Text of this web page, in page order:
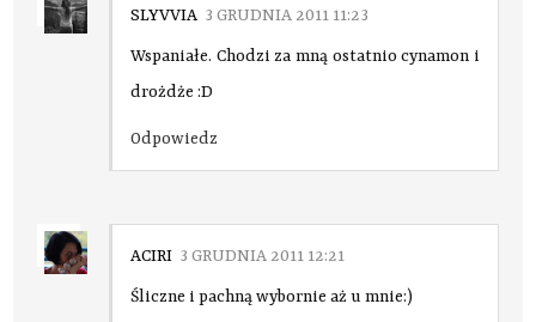
SLYVVIA 3 GRUDNIA 2011 11:23
Wspaniałe. Chodzi za mną ostatnio cynamon i
drożdże :D
Odpowiedz
ACIRI 3 GRUDNIA 2011 12:21
Śliczne i pachną wybornie aż u mnie:)